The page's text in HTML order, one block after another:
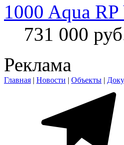
1000 Aqua
731 000
Реклама
Главная | Новости | Объекты |